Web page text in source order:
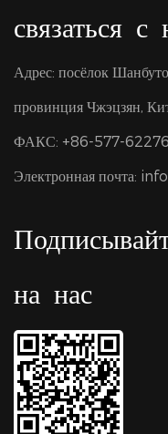
связаться с
Адрес: посёлок
провинция Чжэцзян,
ФАКС: +86-577-
Электронная почта:
на нас